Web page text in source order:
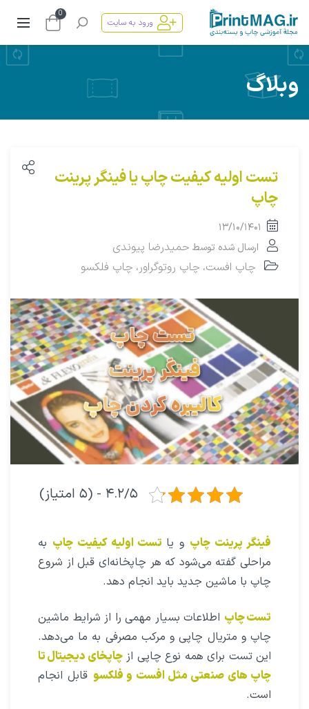
ورود به سایت
0
وبلاگ
تست اولیه کیفیت چاپ یا فینگر پرینت
چاپ
۱۳/۱۰/۱۴۰۱
ارسال شده توسط حمیدرضا پیوندی
چاپ افست، چاپ روتوگراور، چاپ فلکسو
۴.۲/۵ - (۵ امتیاز)
فینگر پرینت چاپ و یا تست اولیه کیفیت چاپ به
مراحلی گفته می‌شود که هر چاپخانه‌ای قبل از شروع
چاپ با ماشین جدید باید انجام دهد.
تست چاپ اطلاعات بسیار مهمی را از شرایط ماشین
چاپ و متریال چاپی و مرکب مصرفی به ما می‌دهد.
این تست برای همه نوع چاپی ازچاپخای دیجیتال تا
چاپ های صنعتی مثل افست و فلکسو قابل انجام
است.